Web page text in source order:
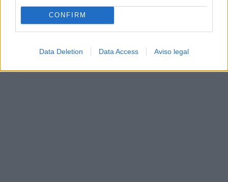
CONFIRM
Data Deletion Data Access Aviso legal